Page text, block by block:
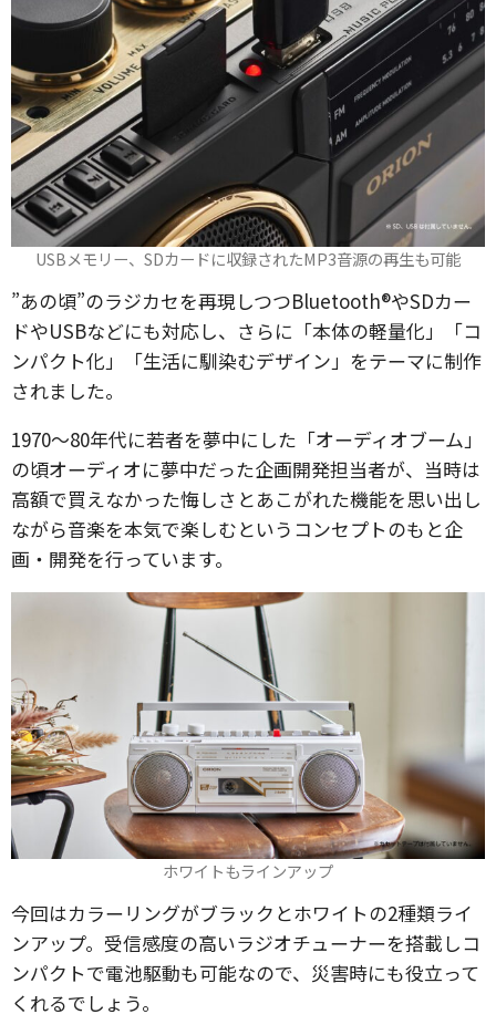
USBメモリー、SDカードに収録されたMP3音源の再生も可能
”あの頃”のラジカセを再現しつつBluetooth®やSDカー
ドやUSBなどにも対応し、さらに「本体の軽量化」「コ
ンパクト化」「生活に馴染むデザイン」をテーマに制作
されました。
1970～80年代に若者を夢中にした「オーディオブーム」
の頃オーディオに夢中だった企画開発担当者が、当時は
高額で買えなかった悔しさとあこがれた機能を思い出し
ながら音楽を本気で楽しむというコンセプトのもと企
画・開発を行っています。
ホワイトもラインアップ
今回はカラーリングがブラックとホワイトの2種類ライ
ンアップ。受信感度の高いラジオチューナーを搭載しコ
ンパクトで電池駆動も可能なので、災害時にも役立って
くれるでしょう。